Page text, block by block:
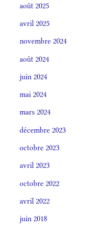
août 2025
avril 2025
novembre 2024
août 2024
juin 2024
mai 2024
mars 2024
décembre 2023
octobre 2023
avril 2023
octobre 2022
avril 2022
juin 2018